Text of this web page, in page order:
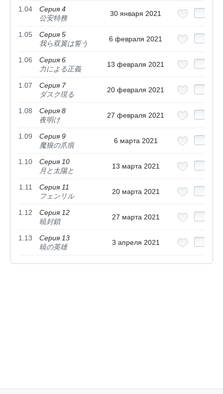
1.04
Серия 4
公安特務
30 января 2021
1.05
Серия 5
我ら双翼は誓う
6 февраля 2021
1.06
Серия 6
力による正義
13 февраля 2021
1.07
Серия 7
ダスク現る
20 февраля 2021
1.08
Серия 8
夜明け
27 февраля 2021
1.09
Серия 9
魔狼の爪痕
6 марта 2021
1.10
Серия 10
月と太陽と
13 марта 2021
1.11
Серия 11
フェンリル
20 марта 2021
1.12
Серия 12
暁封鎖
27 марта 2021
1.13
Серия 13
暁の英雄
3 апреля 2021